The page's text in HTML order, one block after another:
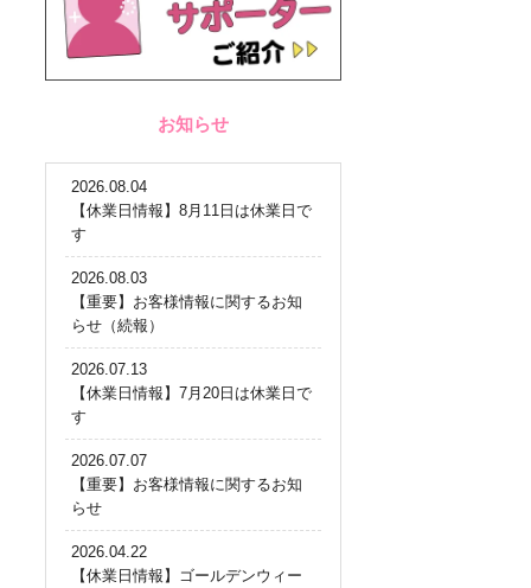
お知らせ
2026.08.04
【休業日情報】8月11日は休業日で
す
2026.08.03
【重要】お客様情報に関するお知
らせ（続報）
2026.07.13
【休業日情報】7月20日は休業日で
す
2026.07.07
【重要】お客様情報に関するお知
らせ
2026.04.22
【休業日情報】ゴールデンウィー